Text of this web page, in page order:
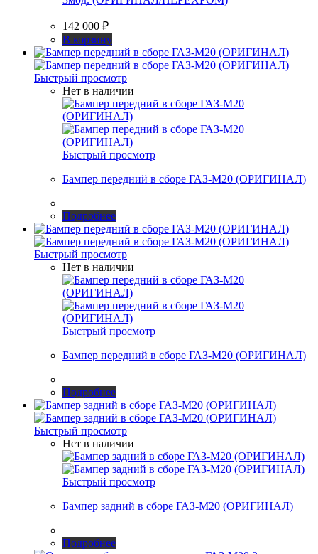
142 000 ₽
В корзину
Быстрый просмотр
Нет в наличии
Быстрый просмотр
Бампер передний в сборе ГАЗ-М20 (ОРИГИНАЛ)
Подробнее
Быстрый просмотр
Нет в наличии
Быстрый просмотр
Бампер передний в сборе ГАЗ-М20 (ОРИГИНАЛ)
Подробнее
Быстрый просмотр
Нет в наличии
Быстрый просмотр
Бампер задний в сборе ГАЗ-М20 (ОРИГИНАЛ)
Подробнее